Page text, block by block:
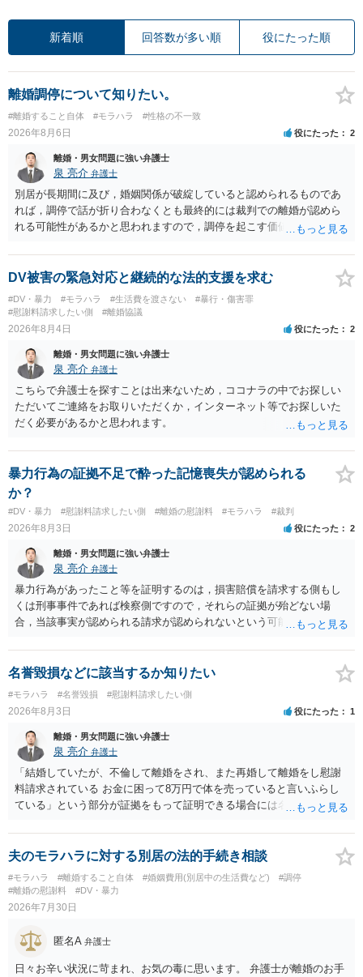
新着順 回答数が多い順 役にたった順
離婚調停について知りたい。
#離婚すること自体 #モラハラ #性格の不一致
2026年8月6日 役にたった 2
離婚・男女問題に強い弁護士
泉 亮介 弁護士
別居が長期間に及び，婚姻関係が破綻していると認められるものであ
れば，調停で話が折り合わなくとも最終的には裁判での離婚が認めら
れる可能性があるかと思われますので，調停を起こす価値はあるよう
は調停が成立するということはないため，相手が合意するメリットを
だしてでも調停で終わらせるよう努めるのか，裁判離婚を見据えて調
停での離婚に固執しないかいずれかの対応は必要となるかと思われま
す。 お一人で対応するのは難しい側面もありますので弁護士を立てる
ことを検討されると良いかと思われます。
DV被害の緊急対応と継続的な法的支援を求む
#DV・暴力 #モラハラ #生活費を渡さない
#暴行・傷害罪
#慰謝料請求したい側
#離婚協議
2026年8月4日 役にたった 2
離婚・男女問題に強い弁護士
泉 亮介 弁護士
こちらで弁護士を探すことは出来ないため，ココナラの中でお探しい
ただいてご連絡をお取りいただくか，インターネット等でお探しいた
だく必要があるかと思われます。
暴力行為の証拠不足で酔った記憶喪失が認められる
か？
#DV・暴力 #慰謝料請求したい側 #離婚の慰謝料 #モラハラ #裁判
2026年8月3日 役にたった 2
離婚・男女問題に強い弁護士
泉 亮介 弁護士
暴力行為があったこと等を証明するのは，損害賠償を請求する側もし
くは刑事事件であれば検察側ですので，それらの証拠が殆どない場
合，当該事実が認められる請求が認められないという可能性はあるで
名誉毀損などに該当するか知りたい
#モラハラ #名誉毀損 #慰謝料請求したい側
2026年8月3日 役にたった 1
離婚・男女問題に強い弁護士
泉 亮介 弁護士
「結婚していたが、不倫して離婚をされ、また再婚して離婚をし慰謝
料請求されている お金に困って8万円で体を売っていると言いふらし
ている」という部分が証拠をもって証明できる場合には名誉権侵害や
ょう。 既に弁護士にご依頼されているとのことですので，依頼中の弁
護士と打ち合わせの末どのように対応するかを決められると良いでし
夫のモラハラに対する別居の法的手続き相談
#モラハラ #離婚すること自体 #婚姻費用(別居中の生活費など)
#調停
#離婚の慰謝料
#DV・暴力
2026年7月30日
匿名A 弁護士
日々お辛い状況に苛まれ、お気の毒に思います。 弁護士が離婚のお手